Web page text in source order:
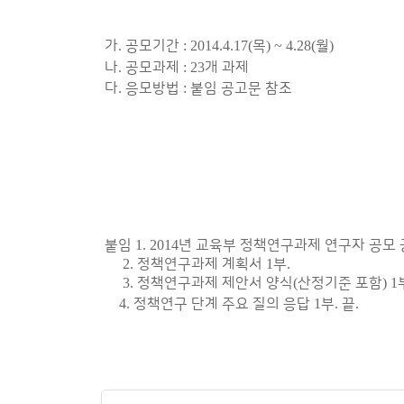
가. 공모기간 : 2014.4.17(목) ~ 4.28(월)
나.공모과제 : 23개 과제
다.응모방법 :붙임 공고문 참조
붙임 1. 2014년 교육부 정책연구과제 연구자 공모
2. 정책연구과제 계획서 1부.
3. 정책연구과제 제안서 양식(산정기준 포함) 1
4. 정책연구 단계 주요 질의 응답 1부. 끝.